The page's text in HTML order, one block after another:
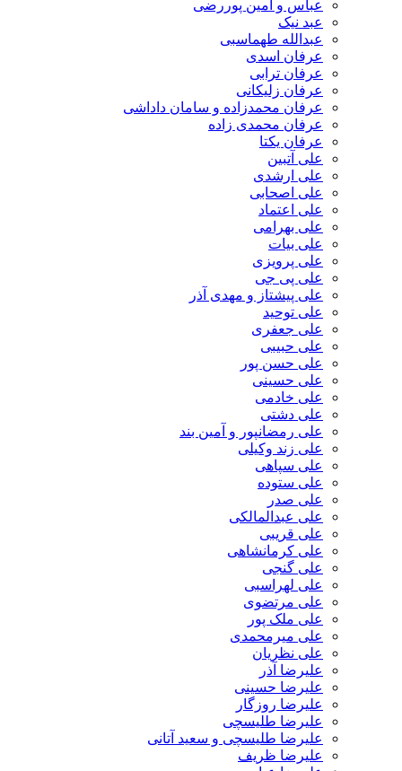
عباس و امین پوررضی
عبد نیک
عبدالله طهماسبی‎
عرفان اسدی
عرفان ترابی
عرفان زلیکانی
عرفان محمدزاده و سامان داداشی
عرفان محمدی زاده
عرفان یکتا
علی آتبین
علی ارشدی
علی اصحابی
علی اعتماد
علی بهرامی
علی بیات
علی پرویزی
علی پی جی
علی پیشتاز و مهدی آذر
علی توحید
علی جعفری
علی حبیبی
علی حسن پور
علی حسینی
علی خادمی
علی دشتی
علی رمضانپور و آمین بند
علی زند وکیلی
علی سپاهی
علی ستوده
علی صدر
علی عبدالمالکی
علی قریبی
علی کرمانشاهی
علی گنجی
علی لهراسبی
علی مرتضوی
علی ملک پور
علی میرمحمدی
علی نظریان
علیرضا آذر
علیرضا حسینی
علیرضا روزگار
علیرضا طلیسچی
علیرضا طلیسچی و سعید آتانی
علیرضا ظریف